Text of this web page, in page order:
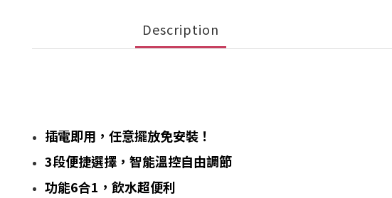
Description
插電即用，任意擺放免安裝！
3段便捷選擇，智能溫控自由調節
功能6合1，飲水超便利